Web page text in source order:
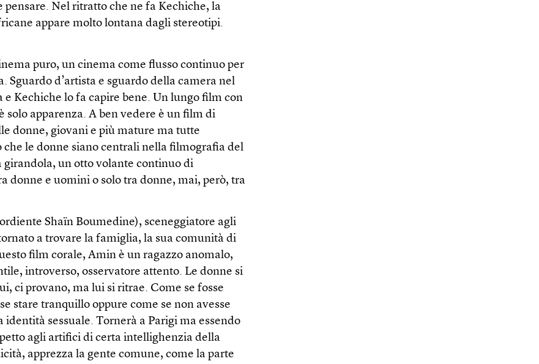
Nel ritratto che ne fa Kechiche, la
appare molto lontana dagli stereotipi.
puro, un cinema come flusso continuo per
Sguardo d’artista e sguardo della camera nel
e Kechiche lo fa capire bene. Un lungo film con
solo apparenza. A ben vedere è un film di
donne, giovani e più mature ma tutte
che le donne siano centrali nella filmografia del
girandola, un otto volante continuo di
donne e uomini o solo tra donne, mai, però, tra
Shaïn Boumedine), sceneggiatore agli
a trovare la famiglia, la sua comunità di
film corale, Amin è un ragazzo anomalo,
introverso, osservatore attento. Le donne si
ci provano, ma lui si ritrae. Come se fosse
stare tranquillo oppure come se non avesse
identità sessuale. Tornerà a Parigi ma essendo
agli artifici di certa intellighenzia della
apprezza la gente comune, come la parte